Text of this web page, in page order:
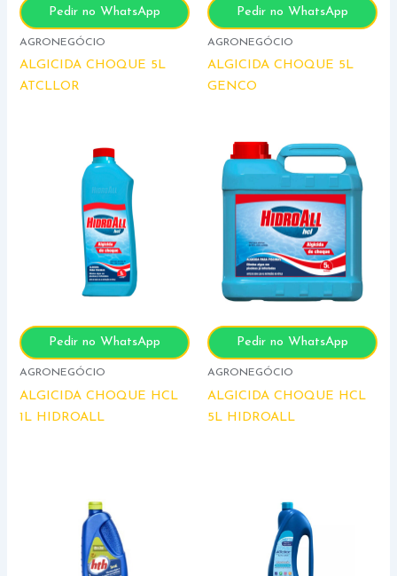
Pedir no WhatsApp
AGRONEGÓCIO
ALGICIDA CHOQUE 5L
ATCLLOR
Pedir no WhatsApp
AGRONEGÓCIO
ALGICIDA CHOQUE 5L
GENCO
Pedir no WhatsApp
AGRONEGÓCIO
ALGICIDA CHOQUE HCL
1L HIDROALL
Pedir no WhatsApp
AGRONEGÓCIO
ALGICIDA CHOQUE HCL
5L HIDROALL